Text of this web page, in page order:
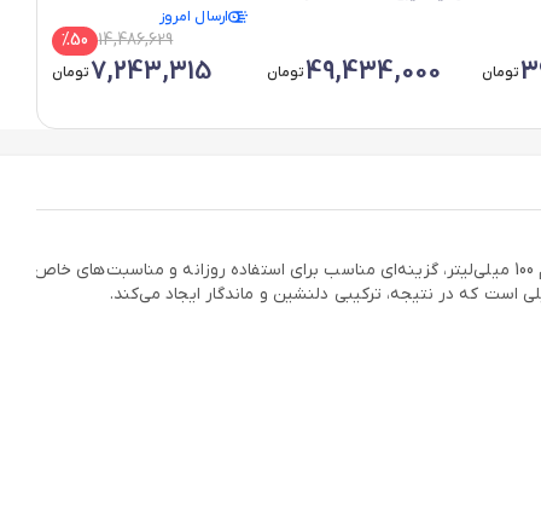
تومان 49,434,000تومان
Goldارسال امروز
14,486,629
%50
7,243,315تومان
ادکلن زنانه الحمبرا دلیلاه Delilah یک ادو پرفیوم زنانه است که با رایحه‌ای ملایم و گلی، حس لطافت و زنانگی را به شما هدیه می‌دهد. این عطر با حجم 100 میلی‌لیتر، گزینه‌ای مناسب برای استفاده روزانه و مناسبت‌های خاص
که در نتیجه، ترکیبی دلنشین و ماندگار ایجاد می‌کند.